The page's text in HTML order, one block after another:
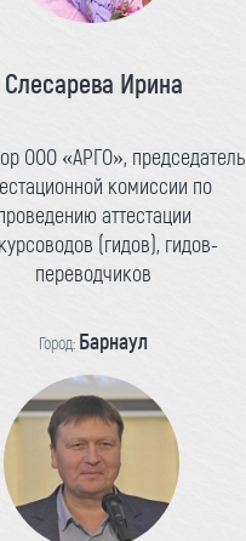
Слесарева Ирина
ООО «АРГО», председатель
комиссии по
аттестации
(гидов), гидов-
переводчиков
Город: Барнаул